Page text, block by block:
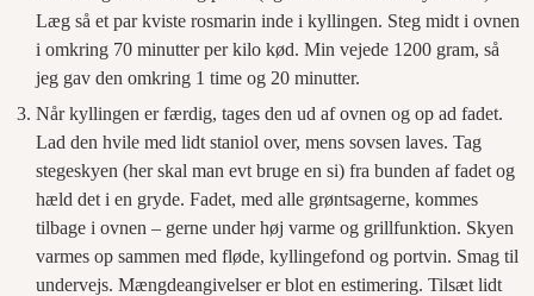
Læg så et par kviste rosmarin inde i kyllingen. Steg midt i ovnen
i omkring 70 minutter per kilo kød. Min vejede 1200 gram, så
jeg gav den omkring 1 time og 20 minutter.
Når kyllingen er færdig, tages den ud af ovnen og op ad fadet.
Lad den hvile med lidt staniol over, mens sovsen laves. Tag
stegeskyen (her skal man evt bruge en si) fra bunden af fadet og
hæld det i en gryde. Fadet, med alle grøntsagerne, kommes
tilbage i ovnen – gerne under høj varme og grillfunktion. Skyen
varmes op sammen med fløde, kyllingefond og portvin. Smag til
undervejs. Mængdeangivelser er blot en estimering. Tilsæt lidt